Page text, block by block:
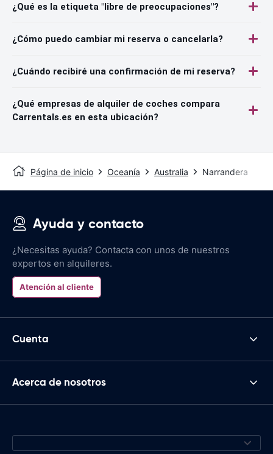
¿Qué es la etiqueta "libre de preocupaciones"?
¿Cómo puedo cambiar mi reserva o cancelarla?
¿Cuándo recibiré una confirmación de mi reserva?
¿Qué empresas de alquiler de coches compara
Carrentals.es en esta ubicación?
Página de inicio Oceanía Australia Narrandera
Ayuda y contacto
¿Necesitas ayuda? Contacta con unos de nuestros
expertos en alquileres.
Atención al cliente
Cuenta
Acerca de nosotros